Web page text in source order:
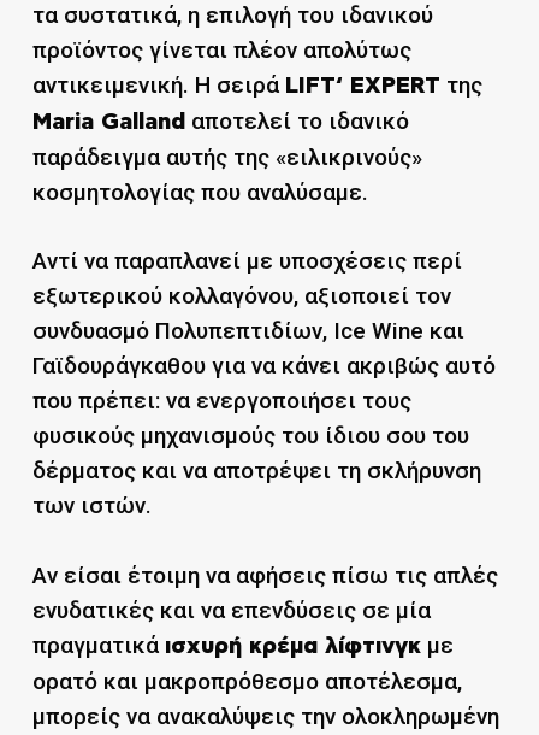
τα συστατικά, η επιλογή του ιδανικού
προϊόντος γίνεται πλέον απολύτως
αντικειμενική. Η σειρά LIFT‘ EXPERT της
Maria Galland αποτελεί το ιδανικό
παράδειγμα αυτής της «ειλικρινούς»
κοσμητολογίας που αναλύσαμε.
Αντί να παραπλανεί με υποσχέσεις περί
εξωτερικού κολλαγόνου, αξιοποιεί τον
συνδυασμό Πολυπεπτιδίων, Ice Wine και
Γαϊδουράγκαθου για να κάνει ακριβώς αυτό
που πρέπει: να ενεργοποιήσει τους
φυσικούς μηχανισμούς του ίδιου σου του
δέρματος και να αποτρέψει τη σκλήρυνση
των ιστών.
Αν είσαι έτοιμη να αφήσεις πίσω τις απλές
ενυδατικές και να επενδύσεις σε μία
πραγματικά ισχυρή κρέμα λίφτινγκμε
ορατό και μακροπρόθεσμο αποτέλεσμα,
μπορείς να ανακαλύψεις την ολοκληρωμένη